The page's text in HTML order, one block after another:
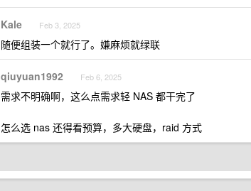
Kale Feb 3, 2025
随便组装一个就行了。嫌麻烦就绿联
qiuyuan1992 Feb 6, 2025
需求不明确啊，这么点需求轻 NAS 都干完了
怎么选 nas 还得看预算，多大硬盘，raid 方式